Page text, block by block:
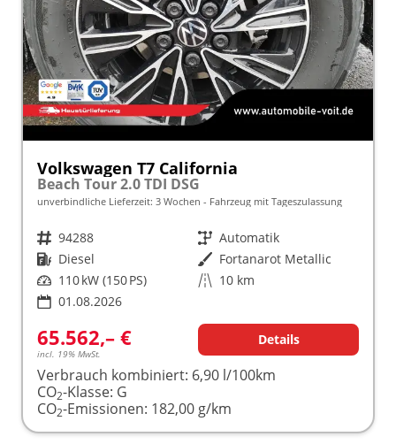
Volkswagen T7 California
Beach Tour 2.0 TDI DSG
unverbindliche Lieferzeit: 3 Wochen Fahrzeug mit Tageszulassung
Fahrzeugnr. 94288 Getriebe Automatik
Kraftstoff Diesel Außenfarbe Fortanarot Metallic
Leistung 110 kW (150 PS) Kilometerstand 10 km
01.08.2026
65.562,– €
incl. 19% MwSt.
Details
Verbrauch kombiniert: 6,90 l/100km
CO2-Klasse: G
CO2-Emissionen: 182,00 g/km